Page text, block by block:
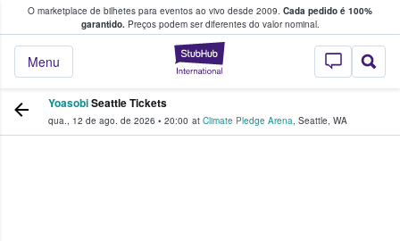
O marketplace de bilhetes para eventos ao vivo desde 2009. Cada pedido é 100%
garantido.Preços podem ser diferentes do valor nominal.
StubHub – onde
Menu
fãs compram e vendem bilhetes
YoasobiSeattle Tickets
qua., 12 de ago. de 2026 • 20:00 at Climate Pledge Arena, Seattle, WA